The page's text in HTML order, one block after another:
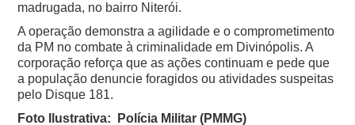
madrugada, no bairro Niterói.
A operação demonstra a agilidade e o comprometimento
da PM no combate à criminalidade em Divinópolis. A
corporação reforça que as ações continuam e pede que
a população denuncie foragidos ou atividades suspeitas
pelo Disque 181.
Foto Ilustrativa: Polícia Militar (PMMG)